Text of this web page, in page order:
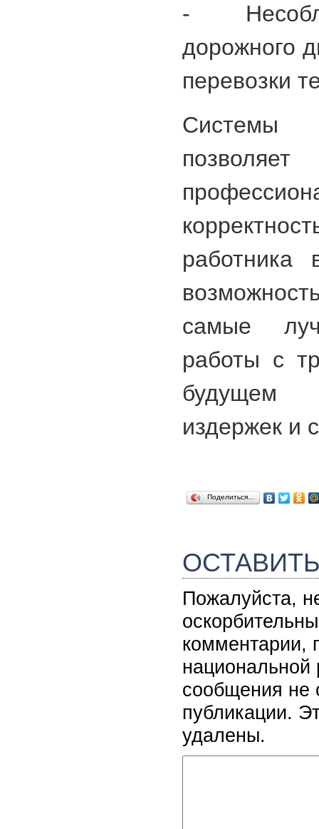
-
дорожного
перевозки
Системы
самые
работы с
будущем
издержек и
Поделиться…
Пожалуйста,
комментарии,
национальной
сообщения не
публикации.
удалены.